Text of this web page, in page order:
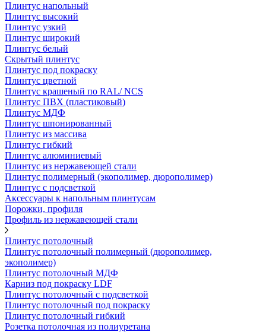
Плинтус напольный
Плинтус высокий
Плинтус узкий
Плинтус широкий
Плинтус белый
Скрытый плинтус
Плинтус под покраску
Плинтус цветной
Плинтус крашеный по RAL/ NCS
Плинтус ПВХ (пластиковый)
Плинтус МДФ
Плинтус шпонированный
Плинтус из массива
Плинтус гибкий
Плинтус алюминиевый
Плинтус из нержавеющей стали
Плинтус полимерный (экополимер, дюрополимер)
Плинтус с подсветкой
Аксессуары к напольным плинтусам
Порожки, профиля
Профиль из нержавеющей стали
Плинтус потолочный
Плинтус потолочный полимерный (дюрополимер,
экополимер)
Плинтус потолочный МДФ
Карниз под покраску LDF
Плинтус потолочный с подсветкой
Плинтус потолочный под покраску
Плинтус потолочный гибкий
Розетка потолочная из полиуретана